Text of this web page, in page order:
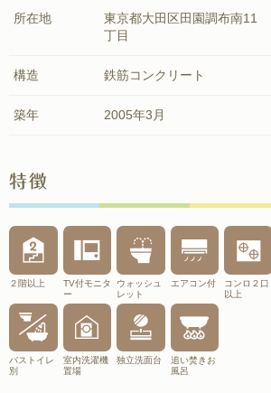
所在地
東京都大田区田園調布南11
丁目
構造 鉄筋コンクリート
築年 2005年3月
特徴
２階以上
TV付モニタ
ー
ウォッシュ
レット
エアコン付
コンロ２口
以上
バストイレ
別
室内洗濯機
置場
独立洗面台
追い焚きお
風呂